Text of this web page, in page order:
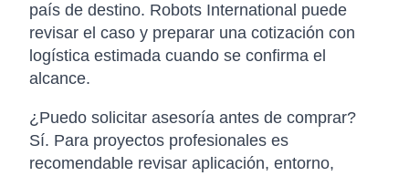
país de destino. Robots International puede
revisar el caso y preparar una cotización con
logística estimada cuando se confirma el
alcance.
¿Puedo solicitar asesoría antes de comprar?
Sí. Para proyectos profesionales es
recomendable revisar aplicación, entorno,